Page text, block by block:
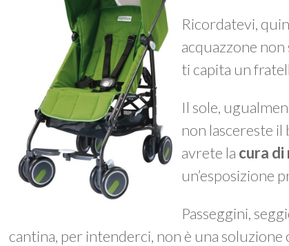
Ricordatevi,
acquazzone
ti capita un
Il sole,
non lascereste il
avrete la cura di
un’esposizione
Passeggini,
cantina, per intenderci, non è una